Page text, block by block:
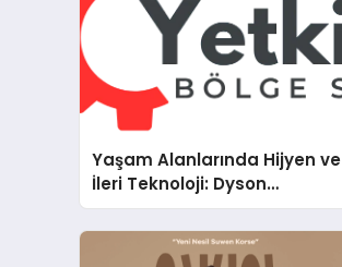
Yaşam Alanlarında Hijyen ve
İleri Teknoloji: Dyson
Cihazlarında Dürüst Teknik
Destek Deneyimi